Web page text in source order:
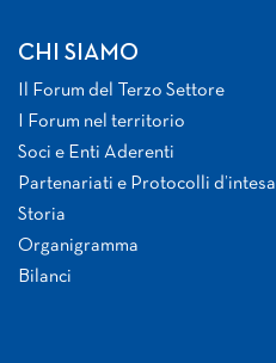
CHI SIAMO
Il Forum del Terzo Settore
I Forum nel territorio
Soci e Enti Aderenti
Partenariati e Protocolli d’intesa
Storia
Organigramma
Bilanci